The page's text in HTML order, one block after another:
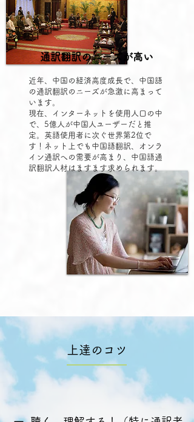
通訳翻訳のニーズが高い
近年、中国の経済高度成長で、中国語
の通訳翻訳のニーズが急激に高まって
います。
現在、インターネットを使用人口の中
で、5億人が中国人ユーザーだと推
定。英語使用者に次ぐ世界第2位で
す！ネット上でも中国語翻訳、オンラ
イン通訳への需要が高まり、中国語通
訳翻訳人材はますます求められます。
上達のコツ